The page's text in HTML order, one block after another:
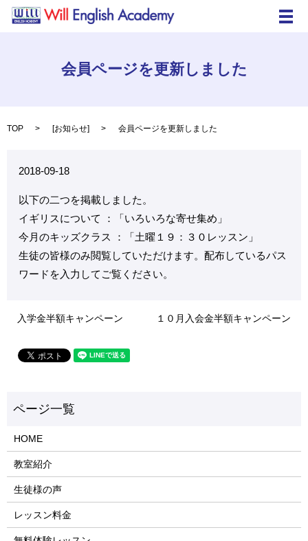
メ
会員ページを更新しました
TOP [お知らせ] 会員ページを更新しました
2018-09-18
以下の二つを掲載しました。
イギリスについて ：「いろいろな寄せ集め」
今月のキッズクラス ：「土曜１９：３０レッスン」
生徒の皆様のみ閲覧していただけます。配布しているパス
ワードを入力してご覧ください。
入学金半額キャンペーン １０月入会金半額キャンペーン
HOME
教室紹介
生徒様の声
レッスン料金